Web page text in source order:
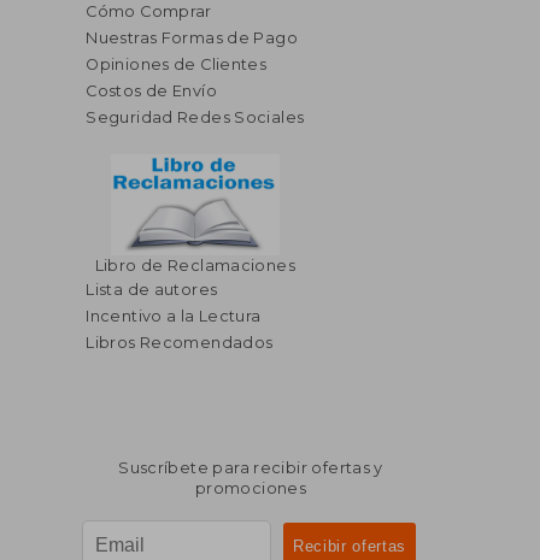
Cómo Comprar
Nuestras Formas de Pago
Opiniones de Clientes
Costos de Envío
Seguridad Redes Sociales
Libro de Reclamaciones
Lista de autores
Incentivo a la Lectura
Libros Recomendados
Suscríbete para recibir ofertas y
promociones